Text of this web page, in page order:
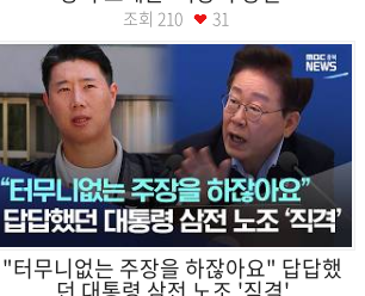
조회 210 31
"터무니없는 주장을 하잖아요" 답답했